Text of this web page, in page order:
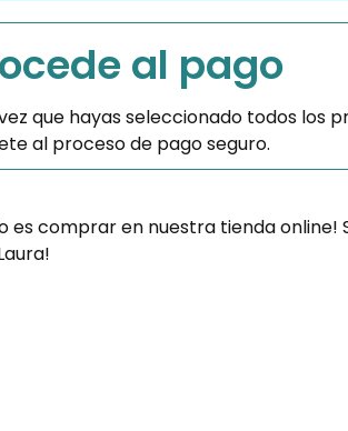
al pago
que hayas seleccionado todos los
al proceso de pago seguro.
es comprar en nuestra tienda